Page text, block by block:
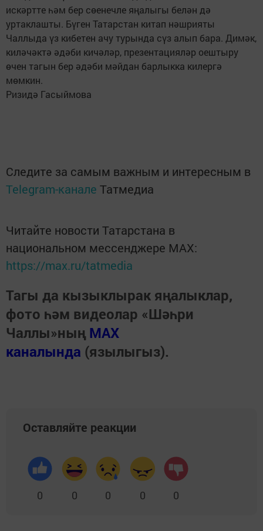
искәртте һәм бер сөенечле яңалыгы белән дә
уртаклашты. Бүген Татарстан китап нәшрияты
Чаллыда үз кибетен ачу турында сүз алып бара. Димәк,
киләчәктә әдәби кичәләр, презентацияләр оештыру
өчен тагын бер әдәби мәйдан барлыкка килергә
мөмкин.
Ризидә Гасыймова
Следите за самым важным и интересным в
Telegram-канале Татмедиа
Читайте новости Татарстана в
национальном мессенджере MАХ:
https://max.ru/tatmedia
Тагы да кызыклырак яңалыклар,
фото һәм видеолар «Шәһри
Чаллы»ның MAX
каналында (язылыгыз).
Оставляйте реакции
0 0 0 0 0